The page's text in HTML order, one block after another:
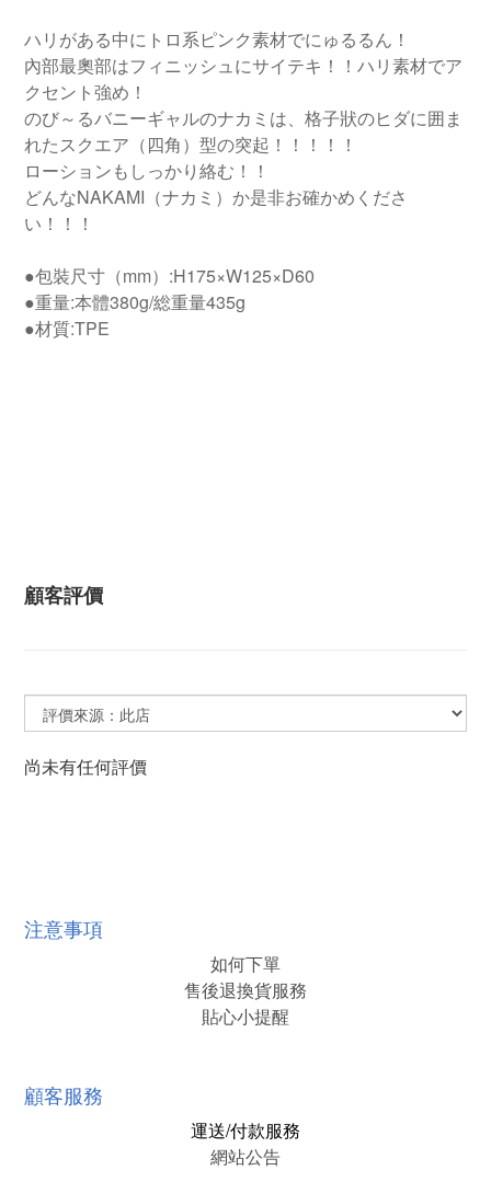
ハリがある中にトロ系ピンク素材でにゅるるん！
內部最奧部はフィニッシュにサイテキ！！ハリ素材でア
クセント強め！
のび～るバニーギャルのナカミは、格子狀のヒダに囲ま
れたスクエア（四角）型の突起！！！！！
ローションもしっかり絡む！！
どんなNAKAMI（ナカミ）か是非お確かめくださ
い！！！
●包裝尺寸（mm）:H175×W125×D60
●重量:本體380g/総重量435g
●材質:TPE
顧客評價
尚未有任何評價
注意事項
如何下單
售後退換貨服務
貼心小提醒
顧客服務
運送/付款服務
網站公告